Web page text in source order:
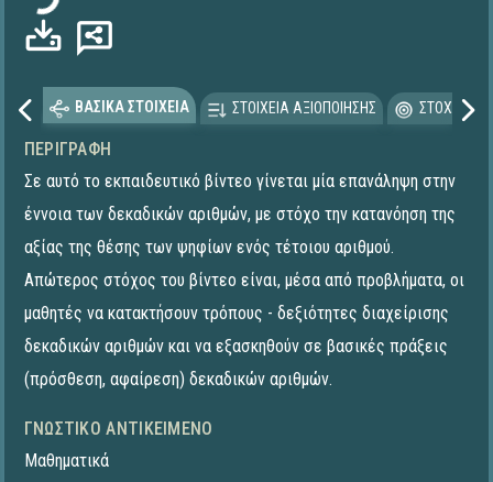
ΒΑΣΙΚΑ ΣΤΟΙΧΕΙΑ ΣΤΟΙΧΕΙΑ ΑΞΙΟΠΟΙΗΣΗΣ
ΠΕΡΙΓΡΑΦΉ
Σε αυτό το εκπαιδευτικό βίντεο γίνεται μία επανάληψη στην
έννοια των δεκαδικών αριθμών, με στόχο την κατανόηση της
αξίας της θέσης των ψηφίων ενός τέτοιου αριθμού.
Απώτερος στόχος του βίντεο είναι, μέσα από προβλήματα, οι
μαθητές να κατακτήσουν τρόπους - δεξιότητες διαχείρισης
δεκαδικών αριθμών και να εξασκηθούν σε βασικές πράξεις
(πρόσθεση, αφαίρεση) δεκαδικών αριθμών.
ΓΝΩΣΤΙΚΌ ΑΝΤΙΚΕΊΜΕΝΟ
Μαθηματικά